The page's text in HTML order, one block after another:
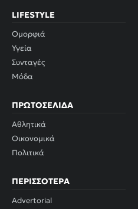
LIFESTYLE
Ομορφιά
Υγεία
Συνταγές
Μόδα
ΠΡΩΤΟΣΈΛΙΔΑ
Αθλητικά
Οικονομικά
Πολιτικά
ΠΕΡΙΣΣΌΤΕΡΑ
Advertorial